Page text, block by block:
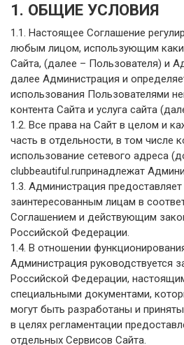
1. ОБЩИЕ УСЛОВИЯ
1.1. Настоящее Соглашение
любым лицом, использующим
Сайта, (далее – Пользователя) и
далее Администрация и
использования Пользователями
контента Сайта и услуга сайта
1.2. Все права на Сайт в целом и
часть в отдельности, в том числе
использование сетевого адреса
clubbeautiful.ruпринадлежат
1.3. Администрация
заинтересованным лицам в
Соглашением и действующим
Российской Федерации.
1.4. В отношении
Администрация руководствуется
Российской Федерации,
специальными документами,
могут быть разработаны и
в целях регламентации
отдельных Сервисов Сайта.